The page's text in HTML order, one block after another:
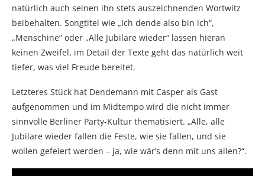
natürlich auch seinen ihn stets auszeichnenden Wortwitz
beibehalten. Songtitel wie „Ich dende also bin ich“,
„Menschine“ oder „Alle Jubilare wieder“ lassen hieran
keinen Zweifel, im Detail der Texte geht das natürlich weit
tiefer, was viel Freude bereitet.
Letzteres Stück hat Dendemann mit Casper als Gast
aufgenommen und im Midtempo wird die nicht immer
sinnvolle Berliner Party-Kultur thematisiert. „Alle, alle
Jubilare wieder fallen die Feste, wie sie fallen, und sie
wollen gefeiert werden – ja, wie wär’s denn mit uns allen?“.